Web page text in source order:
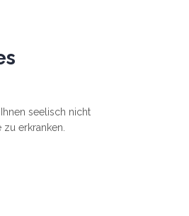
seelisch nicht
erkranken.